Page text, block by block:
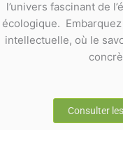
l’univers fascinant de
écologique.
intellectuelle, où le
Consulter